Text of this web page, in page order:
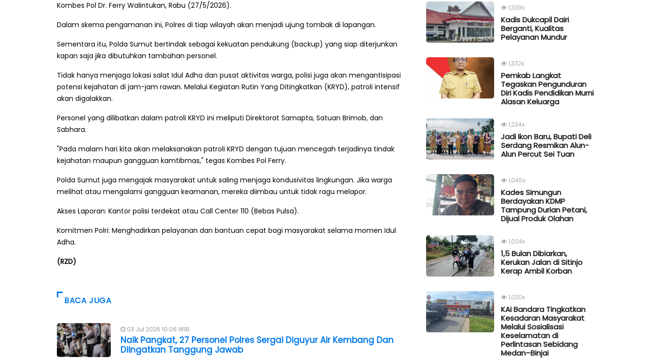
Kombes Pol Dr. Ferry Walintukan, Rabu (27/5/2026).
Dalam skema pengamanan ini, Polres di tiap wilayah akan menjadi ujung tombak di lapangan.
Sementara itu, Polda Sumut bertindak sebagai kekuatan pendukung (backup) yang siap diterjunkan
kapan saja jika dibutuhkan tambahan personel.
Tidak hanya menjaga lokasi salat Idul Adha dan pusat aktivitas warga, polisi juga akan mengantisipasi
potensi kejahatan di jam-jam rawan. Melalui Kegiatan Rutin Yang Ditingkatkan (KRYD), patroli intensif
akan digalakkan.
Personel yang dilibatkan dalam patroli KRYD ini meliputi Direktorat Samapta, Satuan Brimob, dan
Sabhara.
"Pada malam hari kita akan melaksanakan patroli KRYD dengan tujuan mencegah terjadinya tindak
kejahatan maupun gangguan kamtibmas," tegas Kombes Pol Ferry.
Polda Sumut juga mengajak masyarakat untuk saling menjaga kondusivitas lingkungan. Jika warga
melihat atau mengalami gangguan keamanan, mereka diimbau untuk tidak ragu melapor.
Akses Laporan: Kantor polisi terdekat atau Call Center 110 (Bebas Pulsa).
Komitmen Polri: Menghadirkan pelayanan dan bantuan cepat bagi masyarakat selama momen Idul
Adha.
(RZD)
BACA JUGA
03 Jul 2026 10:06 WIB
Naik Pangkat, 27 Personel Polres Sergai Diguyur Air Kembang Dan
Diingatkan Tanggung Jawab
1,339x
Kadis Dukcapil Dairi
Berganti, Kualitas
Pelayanan Mundur
1,332x
Pemkab Langkat
Tegaskan Pengunduran
Diri Kadis Pendidikan Murni
Alasan Keluarga
1,234x
Jadi Ikon Baru, Bupati Deli
Serdang Resmikan Alun-
Alun Percut Sei Tuan
1,045x
Kades Simungun
Berdayakan KDMP
Tampung Durian Petani,
Dijual Produk Olahan
1,024x
1,5 Bulan Dibiarkan,
Kerukan Jalan di Sitinjo
Kerap Ambil Korban
1,020x
KAI Bandara Tingkatkan
Kesadaran Masyarakat
Melalui Sosialisasi
Keselamatan di
Perlintasan Sebidang
Medan–Binjai